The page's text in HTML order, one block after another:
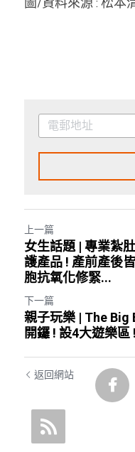
圖/資料來源 : 松本
上一篇
女生話題 | 專業紮
護產品 ! 產前產後
胞抗氧化修緊...
下一篇
親子玩樂 | The Big
開鑼 ! 設4大遊樂
返回網站